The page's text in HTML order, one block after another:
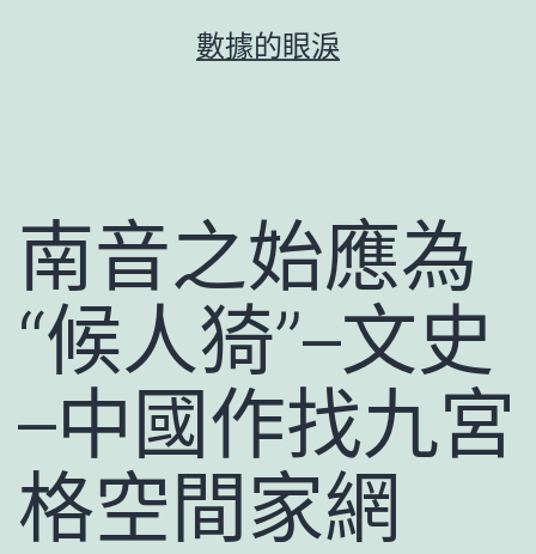
容
數據的眼淚
南音之始應為
“候人猗”–文史
–中國作找九宮
格空間家網